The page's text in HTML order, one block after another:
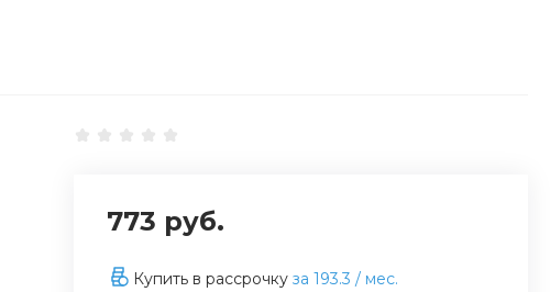
773 руб.
Купить в рассрочку за 193.3 / мес.